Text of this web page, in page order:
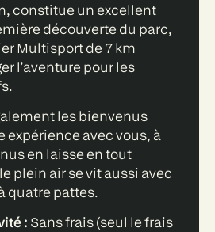
constitue un excellent
découverte du parc,
Multisport de 7 km
l’aventure pour les
les bienvenus
expérience avec vous, à
en laisse en tout
plein air se vit aussi avec
quatre pattes.
: Sans frais (seul le frais